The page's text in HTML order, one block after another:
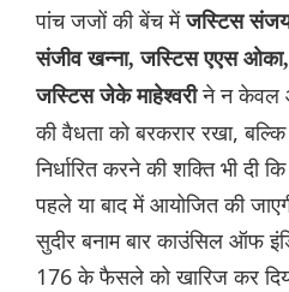
पांच जजों की बेंच मेंजस्टिस
संजीव खन्ना, जस्टिस एएस
जस्टिस जेके माहेश्वरीने न केवल
की वैधता को बरकरार रखा,
निर्धारित करने की शक्ति भी दी
पहले या बाद में आयोजित की
सुदीर बनाम बार काउंसिल ऑफ
176 के फैसले को खारिज कर